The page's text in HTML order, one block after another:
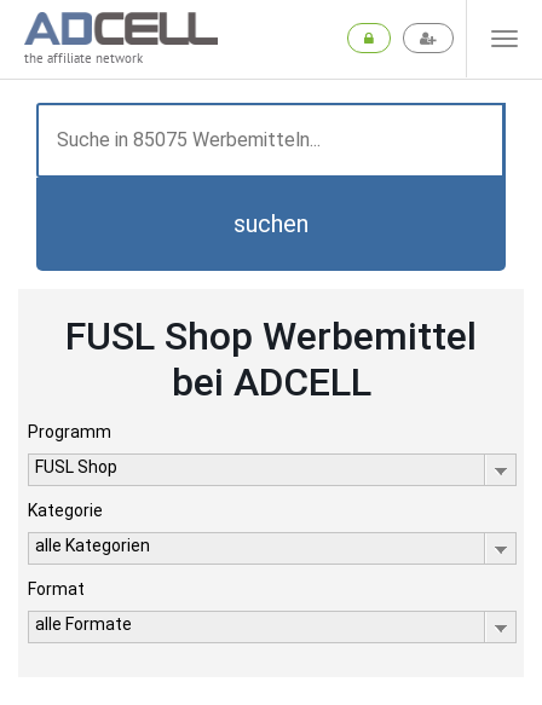
the affiliate network
suchen
FUSL Shop Werbemittel
bei ADCELL
Programm
FUSL Shop
Kategorie
alle Kategorien
Format
alle Formate